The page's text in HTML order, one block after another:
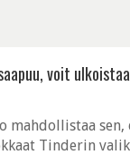
voit
mahdollistaa
Tinderin